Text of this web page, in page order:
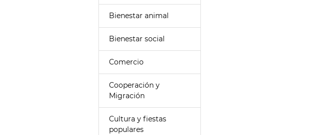
Bienestar animal
Bienestar social
Comercio
Cooperación y
Migración
Cultura y fiestas
populares